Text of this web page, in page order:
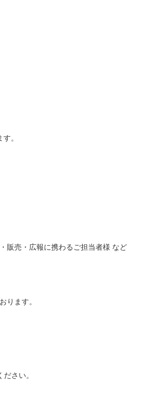
。
販売・広報に携わるご担当者様 など
ります。
さい。